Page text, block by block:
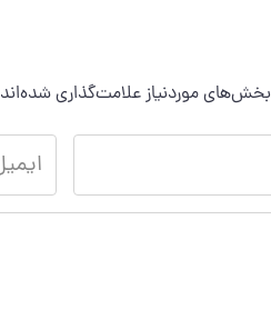
بخش‌های موردنیاز علامت‌گذاری شده‌اند